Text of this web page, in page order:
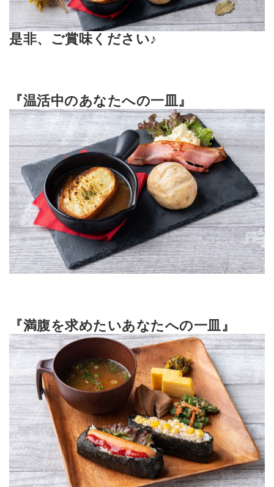
是非、ご賞味ください♪
『温活中のあなたへの一皿』
『満腹を求めたいあなたへの一皿』